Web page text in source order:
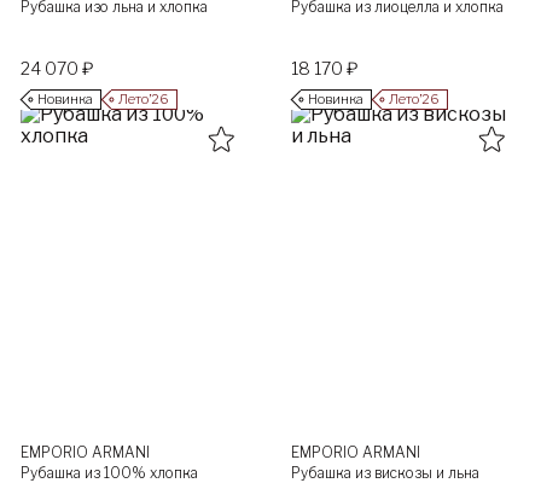
Рубашка изо льна и хлопка
24 070 ₽
Новинка Лето’26
Рубашка из лиоцелла и хлопка
18 170 ₽
Новинка Лето’26
EMPORIO ARMANI
Рубашка из 100% хлопка
EMPORIO ARMANI
Рубашка из вискозы и льна